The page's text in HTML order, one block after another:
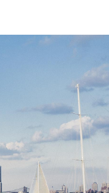
定方法
創出する方法